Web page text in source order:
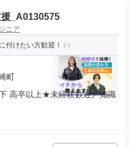
_A0130575
ニア
付けたい方歓迎！
町
高卒以上★未経験歓迎／知識